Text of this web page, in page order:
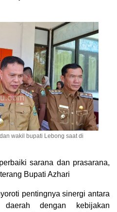
wakil bupati Lebong saat di
sarana dan prasarana,
Bupati Azhari
pentingnya sinergi antara
daerah dengan kebijakan